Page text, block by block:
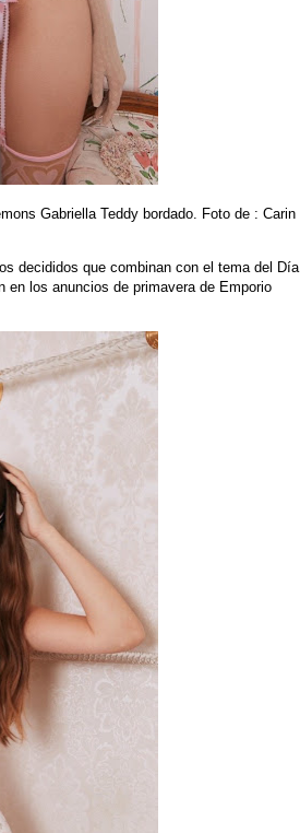
Gabriella Teddy bordado. Foto de : Carin
decididos que combinan con el tema del Día
en los anuncios de primavera de Emporio